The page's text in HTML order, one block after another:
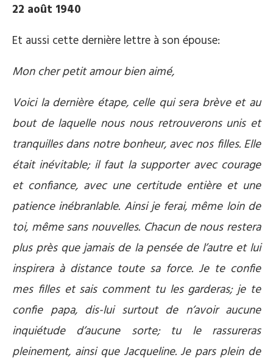
22 août 1940
Et aussi cette dernière lettre à son épouse:
Mon cher petit amour bien aimé,
Voici la dernière étape, celle qui sera brève et au
bout de laquelle nous nous retrouverons unis et
tranquilles dans notre bonheur, avec nos filles. Elle
était inévitable; il faut la supporter avec courage
et confiance, avec une certitude entière et une
patience inébranlable. Ainsi je ferai, même loin de
toi, même sans nouvelles. Chacun de nous restera
plus près que jamais de la pensée de l’autre et lui
inspirera à distance toute sa force. Je te confie
mes filles et sais comment tu les garderas; je te
confie papa, dis-lui surtout de n’avoir aucune
inquiétude d’aucune sorte; tu le rassureras
pleinement, ainsi que Jacqueline. Je pars plein de